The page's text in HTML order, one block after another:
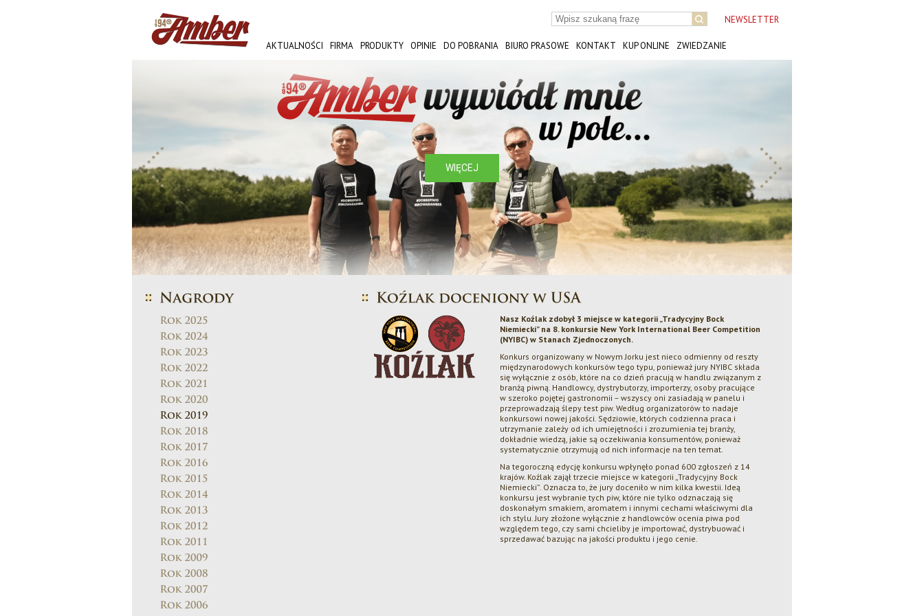
NEWSLETTER
AKTUALNOŚCI FIRMA PRODUKTY OPINIE DO POBRANIA BIURO PRASOWE KONTAKT KUP ONLINE ZWIEDZANIE
AMBER FEST
WIĘCEJ
Nasz Koźlak zdobył 3 miejsce w kategorii „Tradycyjny Bock
Niemiecki” na 8. konkursie New York International Beer Competition
(NYIBC) w Stanach Zjednoczonych.
Konkurs organizowany w Nowym Jorku jest nieco odmienny od reszty
międzynarodowych konkursów tego typu, ponieważ jury NYIBC składa
się wyłącznie z osób, które na co dzień pracują w handlu związanym z
branżą piwną. Handlowcy, dystrybutorzy, importerzy, osoby pracujące
w szeroko pojętej gastronomii – wszyscy oni zasiadają w panelu i
przeprowadzają ślepy test piw. Według organizatorów to nadaje
konkursowi nowej jakości. Sędziowie, których codzienna praca i
utrzymanie zależy od ich umiejętności i zrozumienia tej branży,
dokładnie wiedzą, jakie są oczekiwania konsumentów, ponieważ
systematycznie otrzymują od nich informacje na ten temat.
Na tegoroczną edycję konkursu wpłynęło ponad 600 zgłoszeń z 14
krajów. Koźlak zajął trzecie miejsce w kategorii „Tradycyjny Bock
Niemiecki”. Oznacza to, że jury doceniło w nim kilka kwestii. Ideą
konkursu jest wybranie tych piw, które nie tylko odznaczają się
doskonałym smakiem, aromatem i innymi cechami właściwymi dla
ich stylu. Jury złożone wyłącznie z handlowców ocenia piwa pod
względem tego, czy sami chcieliby je importować, dystrybuować i
sprzedawać bazując na jakości produktu i jego cenie.